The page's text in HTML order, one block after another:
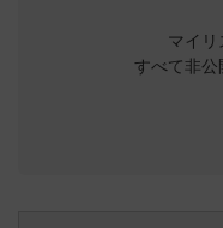
マイリ
すべて非公